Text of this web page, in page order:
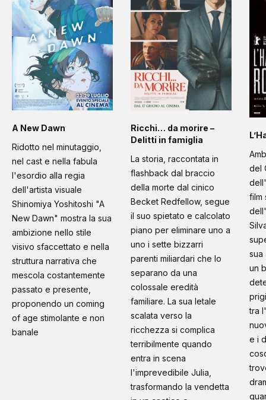
A New Dawn
Ridotto nel minutaggio,
nel cast e nella fabula
l'esordio alla regia
dell'artista visuale
Shinomiya Yoshitoshi "A
New Dawn" mostra la sua
ambizione nello stile
visivo sfaccettato e nella
struttura narrativa che
mescola costantemente
passato e presente,
proponendo un coming
of age stimolante e non
banale
Ricchi… da morire –
Delitti in famiglia
La storia, raccontata in
flashback dal braccio
della morte dal cinico
Becket Redfellow, segue
il suo spietato e calcolato
piano per eliminare uno a
uno i sette bizzarri
parenti miliardari che lo
separano da una
colossale eredità
familiare. La sua letale
scalata verso la
ricchezza si complica
terribilmente quando
entra in scena
l'imprevedibile Julia,
trasformando la vendetta
del
film
sua
un
tra
e i